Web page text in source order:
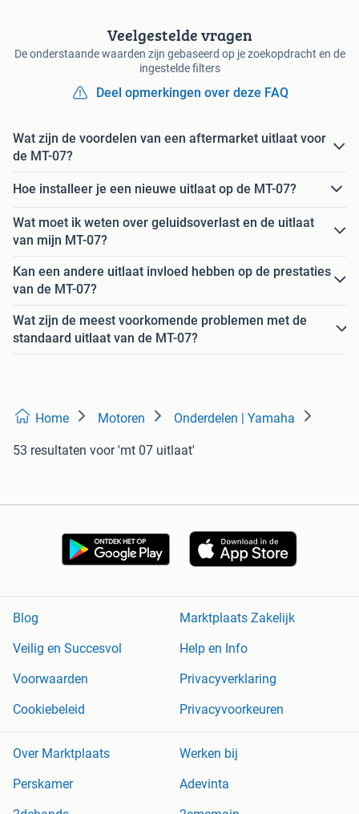
Veelgestelde vragen
De onderstaande waarden zijn gebaseerd op je zoekopdracht en de
ingestelde filters
Deel opmerkingen over deze FAQ
Wat zijn de voordelen van een aftermarket uitlaat voor
de MT-07?
Hoe installeer je een nieuwe uitlaat op de MT-07?
Wat moet ik weten over geluidsoverlast en de uitlaat
van mijn MT-07?
Kan een andere uitlaat invloed hebben op de prestaties
van de MT-07?
Wat zijn de meest voorkomende problemen met de
standaard uitlaat van de MT-07?
Home Motoren Onderdelen | Yamaha
53 resultaten voor 'mt 07 uitlaat'
Blog
Marktplaats Zakelijk
Veilig en Succesvol
Help en Info
Voorwaarden
Privacyverklaring
Cookiebeleid
Privacyvoorkeuren
Over Marktplaats
Werken bij
Perskamer
Adevinta